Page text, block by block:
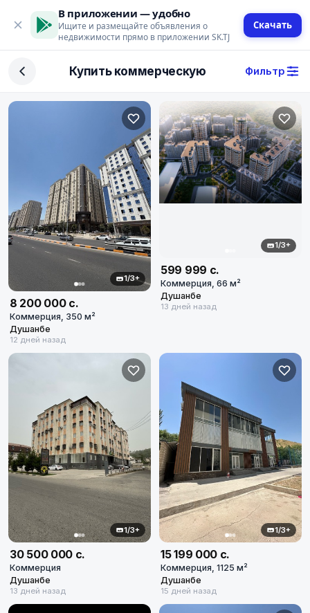
В приложении — удобно
Ищите и размещайте объявления о
недвижимости прямо в приложении SK.TJ
Скачать
Фильтр
Арендовать
Тип недвижимости
Коммерческая
Город
Город
Назначение объекта
Площадь м²
Диапазон цен в сомони
Сбросить
Купить коммерческую Фильтр
1/3+
8 200 000 с.
Коммерция, 350 м²
Душанбе
12 дней назад
1/3+
599 999 с.
Коммерция, 66 м²
Душанбе
13 дней назад
1/3+
30 500 000 с.
Коммерция
Душанбе
13 дней назад
1/3+
15 199 000 с.
Коммерция, 1125 м²
Душанбе
15 дней назад